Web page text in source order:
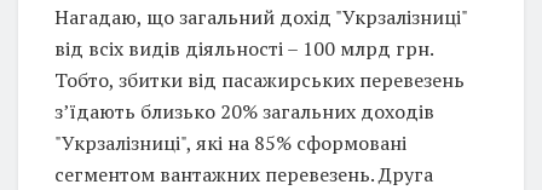
Нагадаю, що загальний дохід "Укрзалізниці"
від всіх видів діяльності – 100 млрд грн.
Тобто, збитки від пасажирських перевезень
з’їдають близько 20% загальних доходів
"Укрзалізниці", які на 85% сформовані
сегментом вантажних перевезень. Друга